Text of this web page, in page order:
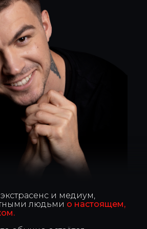
и медиум,
людьми о настоящем,